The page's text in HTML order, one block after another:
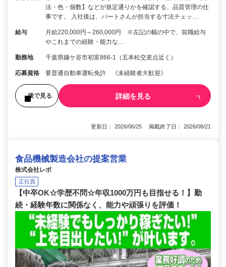
法・色・個数】などが規定通りかを確認する、品質管理の仕
事です。 入社後は、パートさんが担当する寸法チェッ…
給与
月給220,000円～260,000円 ※左記の幅の中で、前職給与
やこれまでの経験・能力な…
勤務地 千葉県鎌ケ谷市初富866-1（五本松交差点近く）
応募資格 要普通自動車運転免許 《未経験者大歓迎》
後で見る 詳細を見る
更新日： 2026/06/25 掲載終了日： 2026/08/21
食品機械製造会社の提案営業
株式会社レボ
正社員
【中卒OK☆学歴不問☆年収1000万円も目指せる！】勤
続・経験年数に関係なく、能力や頑張りを評価！